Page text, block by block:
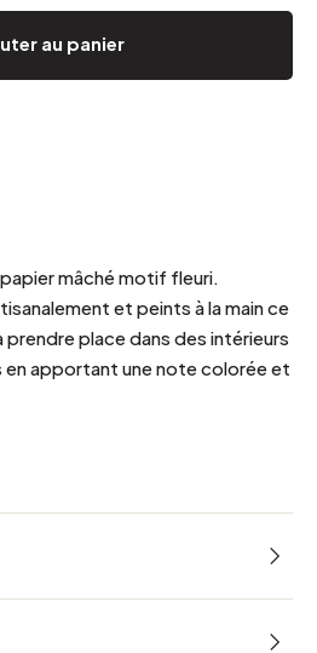
au panier
mâché motif fleuri.
et peints à la main ce
prendre place dans des intérieurs
apportant une note colorée et